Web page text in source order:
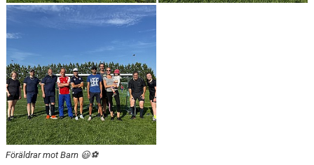
Föräldrar mot Barn 😃⚽️